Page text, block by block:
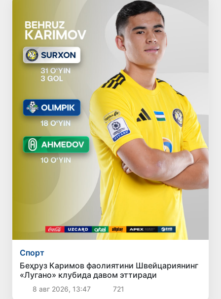
Спорт
Беҳруз Каримов фаолиятини Швейцариянинг
«Лугано» клубида давом эттиради
8 авг 2026, 13:47 721